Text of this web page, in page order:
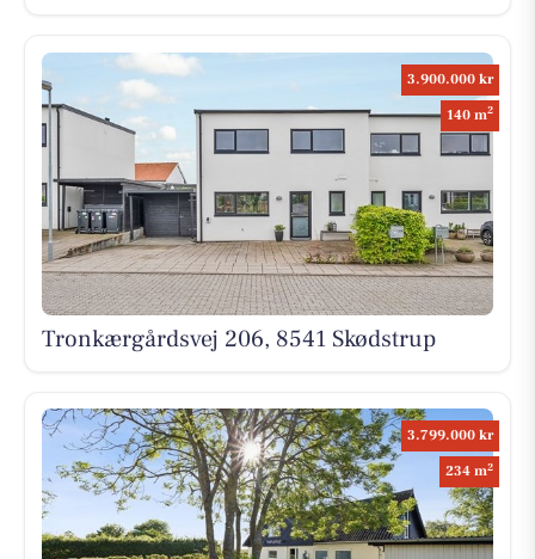
3.900.000 kr
140 m2
Tronkærgårdsvej 206, 8541 Skødstrup
3.799.000 kr
234 m2